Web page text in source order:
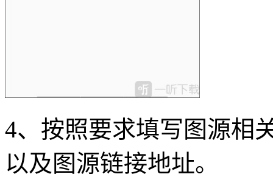
4、按照要求填写图源相
以及图源链接地址。